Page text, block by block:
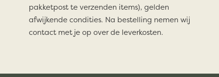
pakketpost te verzenden items), gelden
afwijkende condities. Na bestelling nemen wij
contact met je op over de leverkosten.